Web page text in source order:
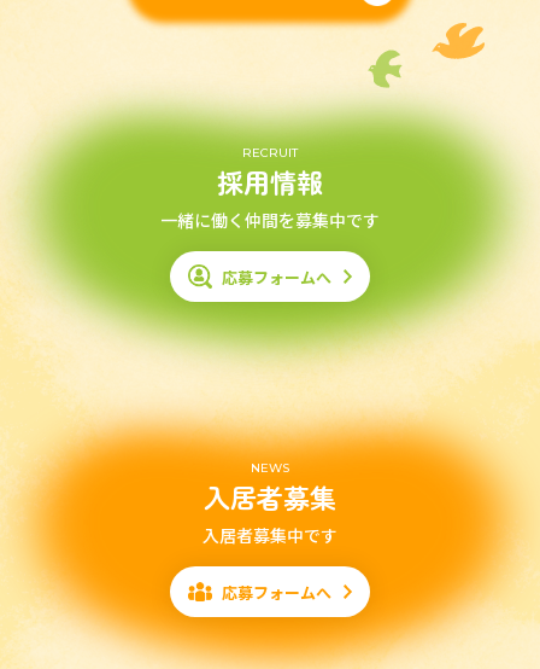
RECRUIT
採用情報
一緒に働く仲間を募集中です
応募フォームへ
NEWS
入居者募集
入居者募集中です
応募フォームへ